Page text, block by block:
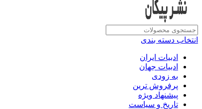
انتخاب دسته بندی
ادبیات ایران
ادبیات جهان
به زودی
پرفروش ترین
پیشنهاد ویژه
تاریخ و سیاست